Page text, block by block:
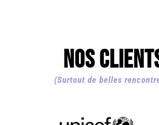
NOS
(Surtout de belles